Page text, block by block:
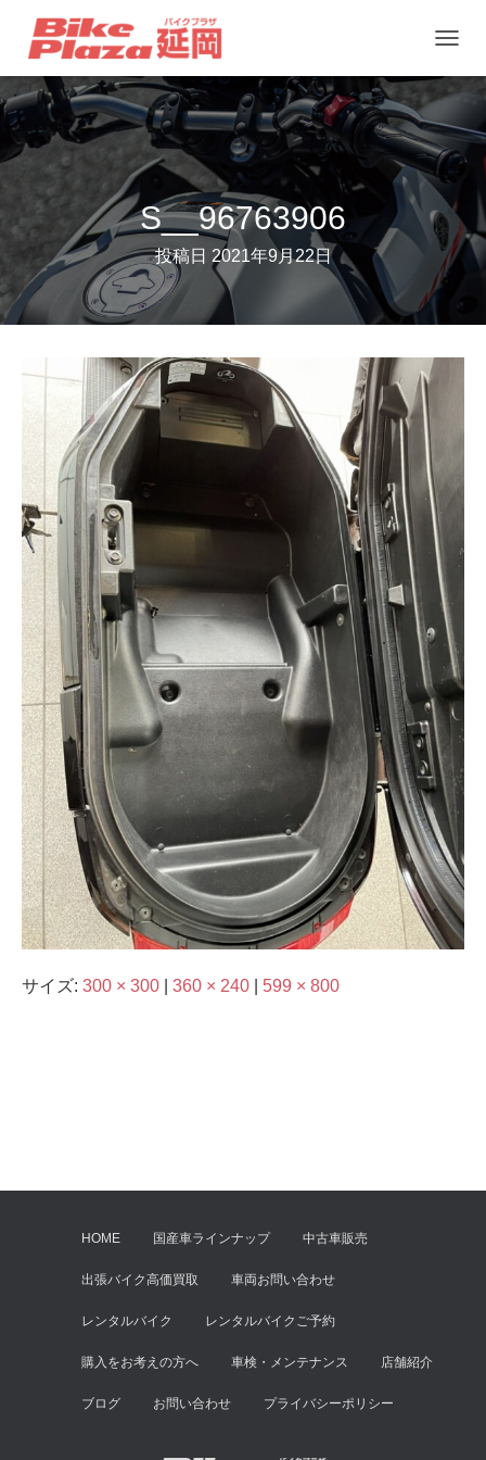
ビ
ー
シ
ョ
ン
を
り
S__96763906
投稿日 2021年9月22日
サイズ: 300 × 300 360 × 240 599 × 800
HOME 国産車ラインナップ 中古車販売
出張バイク高価買取 車両お問い合わせ
レンタルバイク レンタルバイクご予約
購入をお考えの方へ 車検・メンテナンス 店舗紹介
ブログ お問い合わせ プライバシーポリシー